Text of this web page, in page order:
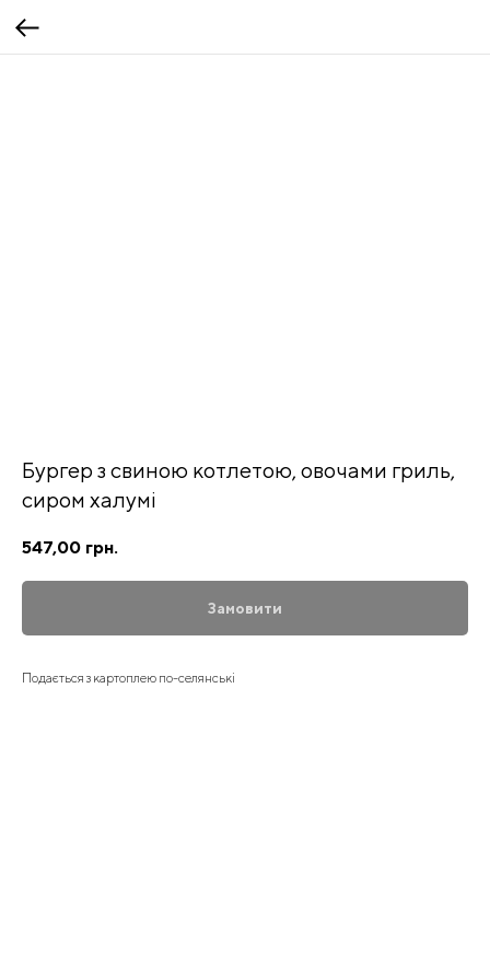
Бургер з свиною котлетою, овочами гриль,
сиром халумі
547,00 грн.
Замовити
Подається з картоплею по-селянські